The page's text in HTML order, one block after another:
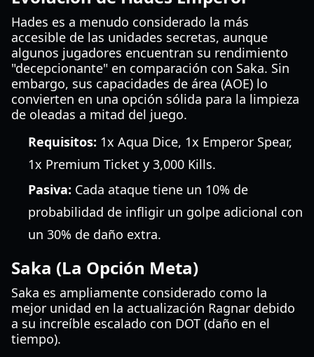
Hades es a menudo considerado la más
accesible de las unidades secretas, aunque
algunos jugadores encuentran su rendimiento
"decepcionante" en comparación con Saka. Sin
embargo, sus capacidades de área (AOE) lo
convierten en una opción sólida para la limpieza
de oleadas a mitad del juego.
Requisitos: 1x Aqua Dice, 1x Emperor Spear,
1x Premium Ticket y 3,000 Kills.
Pasiva: Cada ataque tiene un 10% de
probabilidad de infligir un golpe adicional con
un 30% de daño extra.
Saka (La Opción Meta)
Saka es ampliamente considerado como la
mejor unidad en la actualización Ragnar debido
a su increíble escalado con DOT (daño en el
tiempo).